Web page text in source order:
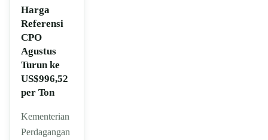
Harga
Referensi
CPO
Agustus
Turun ke
US$996,52
per Ton
Kementerian
Perdagangan